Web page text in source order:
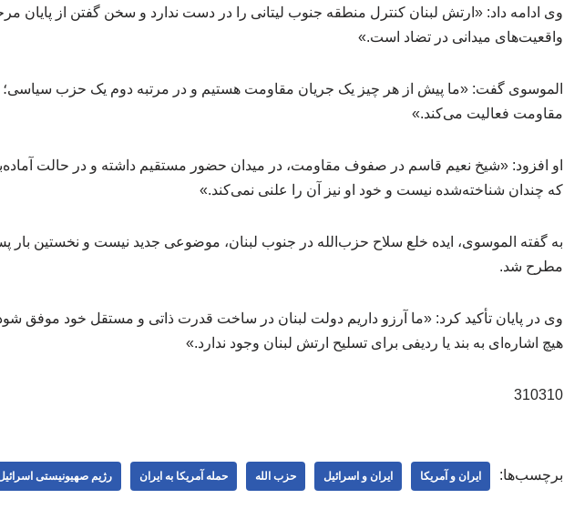
وی ادامه داد: «ارتش لبنان کنترل منطقه جنوب لیتانی را در دست ندارد و سخن گفتن از پایان
واقعیت‌های میدانی در تضاد است.»
الموسوی گفت: «ما پیش از هر چیز یک جریان مقاومت هستیم و در مرتبه دوم یک حزب
مقاومت فعالیت می‌کند.»
او افزود: «شیخ نعیم قاسم در صفوف مقاومت، در میدان حضور مستقیم داشته و در حالت
که چندان شناخته‌شده نیست و خود او نیز آن را علنی نمی‌کند.»
مطرح شد.
وی در پایان تأکید کرد: «ما آرزو داریم دولت لبنان در ساخت قدرت ذاتی و مستقل خود موفق
هیچ اشاره‌ای به بند یا ردیفی برای تسلیح ارتش لبنان وجود ندارد.»
310310
برچسب‌ها: ایران و آمریکا ایران و اسرائیل حزب الله حمله آمریکا به ایران رژیم صهیونیستی